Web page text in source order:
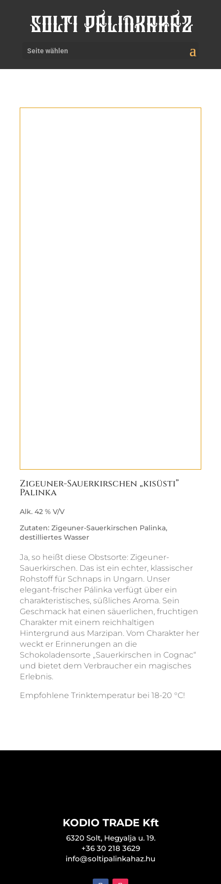
Seite wählen
Zigeuner-Sauerkirschen „kisüsti”
Palinka
Alk. 42 % V/V
Zutaten: Zigeuner-Sauerkirschen Palinka,
destilliertes Wasser
Ja, so heißt diese Obstsorte: Zigeuner-
Sauerkirschen. Das ist ein echter, klassischer
Rohstoff für Schnaps in Ungarn. Unser
elegant-frischer Pálinka verfügt über ein
charakteristisches, süßliches Aroma. Sein
Geschmack hat einen säuerlichen, fruchtigen
Charakter mit einem reichhaltigen
Hintergrund aus Marzipan. Vom Charakter her
weckt er Erinnerungen an die
Schokoladensorte „Sauerkirschen in Cognac“
und bietet dem Verbraucher ein magisches
Erlebnis.
Empfohlene Trinktemperatur bei 18-20 °C!
KODIO TRADE Kft
6320 Solt, Hegyalja u. 19.
+36 30 218 3629
info@soltipalinkahaz.hu